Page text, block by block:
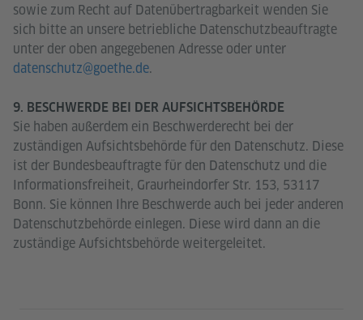
sowie zum Recht auf Datenübertragbarkeit wenden Sie
sich bitte an unsere betriebliche Datenschutzbeauftragte
unter der oben angegebenen Adresse oder unter
datenschutz@goethe.de.
9. BESCHWERDE BEI DER AUFSICHTSBEHÖRDE
Sie haben außerdem ein Beschwerderecht bei der
zuständigen Aufsichtsbehörde für den Datenschutz. Diese
ist der Bundesbeauftragte für den Datenschutz und die
Informationsfreiheit, Graurheindorfer Str. 153, 53117
Bonn. Sie können Ihre Beschwerde auch bei jeder anderen
Datenschutzbehörde einlegen. Diese wird dann an die
zuständige Aufsichtsbehörde weitergeleitet.